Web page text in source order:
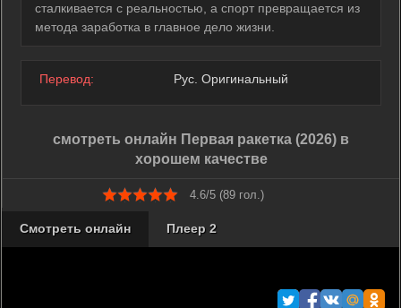
сталкивается с реальностью, а спорт превращается из
метода заработка в главное дело жизни.
Перевод: Рус. Оригинальный
смотреть онлайн Первая ракетка (2026) в
хорошем качестве
4.6/5 (89 гол.)
Смотреть онлайн Плеер 2